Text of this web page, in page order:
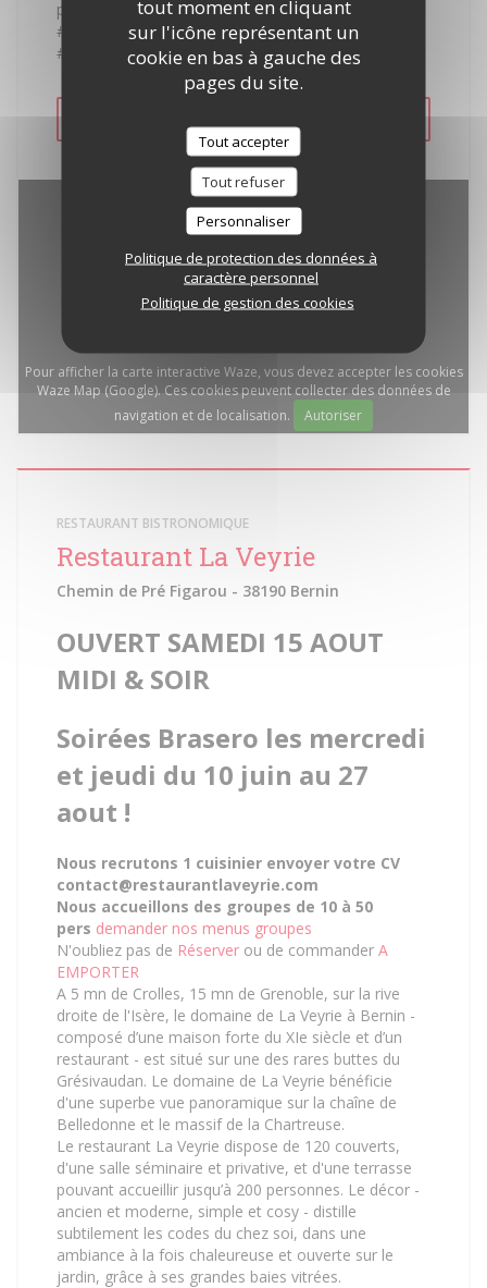
tout moment en cliquant
sur l'icône représentant un
cookie en bas à gauche des
pages du site.
Tout accepter
Tout refuser
Personnaliser
Politique de protection des données à
caractère personnel
Politique de gestion des cookies
parvis de la salle olivier Messiaen
#paricilabonnesoupe #elpueblounido #lamamma
#quandyaenpourdeuxyenapourtrois
Pour afficher la carte interactive Waze, vous devez accepter les cookies
Waze Map (Google). Ces cookies peuvent collecter des données de
navigation et de localisation.
Autoriser
RESTAURANT BISTRONOMIQUE
Restaurant La Veyrie
Chemin de Pré Figarou - 38190 Bernin
OUVERT SAMEDI 15 AOUT
MIDI & SOIR
Soirées Brasero les mercredi
et jeudi du 10 juin au 27
aout !
Nous recrutons 1 cuisinier envoyer votre CV
contact@restaurantlaveyrie.com
Nous accueillons des groupes de 10 à 50
pers demander nos menus groupes
N'oubliez pas de Réserver ou de commander A
EMPORTER
A 5 mn de Crolles, 15 mn de Grenoble, sur la rive
droite de l'Isère, le domaine de La Veyrie à Bernin -
composé d’une maison forte du XIe siècle et d’un
restaurant - est situé sur une des rares buttes du
Grésivaudan. Le domaine de La Veyrie bénéficie
d'une superbe vue panoramique sur la chaîne de
Belledonne et le massif de la Chartreuse.
Le restaurant La Veyrie dispose de 120 couverts,
d'une salle séminaire et privative, et d'une terrasse
pouvant accueillir jusqu’à 200 personnes. Le décor -
ancien et moderne, simple et cosy - distille
subtilement les codes du chez soi, dans une
ambiance à la fois chaleureuse et ouverte sur le
jardin, grâce à ses grandes baies vitrées.